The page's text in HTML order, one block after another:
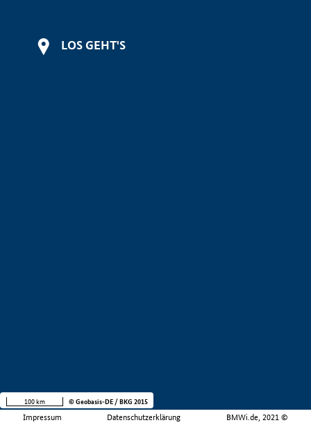
LOS GEHT'S
Impressum Datenschutzerklärung BMWi.de, 2021 ©
100 km © Geobasis-DE / BKG 2015